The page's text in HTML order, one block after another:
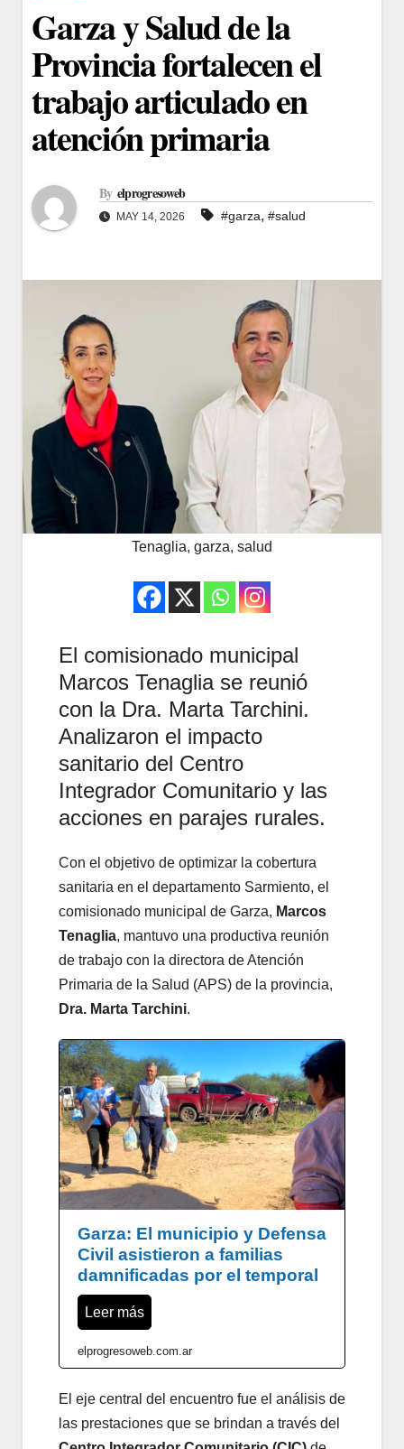
Garza y Salud de la
Provincia fortalecen el
trabajo articulado en
atención primaria
By elprogresoweb
MAY 14, 2026 #garza, #salud
Tenaglia, garza, salud
El comisionado municipal
Marcos Tenaglia se reunió
con la Dra. Marta Tarchini.
Analizaron el impacto
sanitario del Centro
Integrador Comunitario y las
acciones en parajes rurales.
Con el objetivo de optimizar la cobertura
sanitaria en el departamento Sarmiento, el
comisionado municipal de Garza, Marcos
Tenaglia, mantuvo una productiva reunión
de trabajo con la directora de Atención
Primaria de la Salud (APS) de la provincia,
Dra. Marta Tarchini.
Garza: El municipio y Defensa
Civil asistieron a familias
damnificadas por el temporal
Leer más
elprogresoweb.com.ar
El eje central del encuentro fue el análisis de
las prestaciones que se brindan a través del